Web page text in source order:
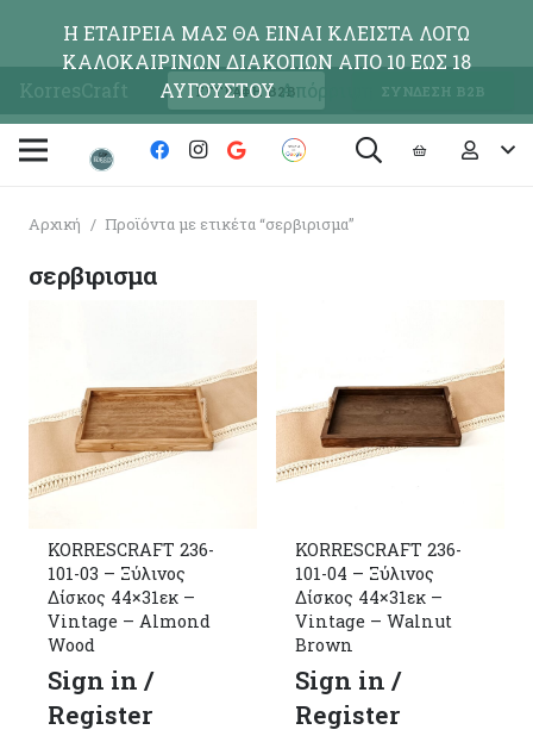
KorresCraft ΕΓΓΡΑΦΗ Β2Β ΣΥΝΔΕΣΗ Β2Β
Αρχική / Προϊόντα με ετικέτα “σερβιρισμα”
σερβιρισμα
KORRESCRAFT 236-
101-03 – Ξύλινος
Δίσκος 44×31εκ –
Vintage – Almond
Wood
Sign in /
Register
KORRESCRAFT 236-
101-04 – Ξύλινος
Δίσκος 44×31εκ –
Vintage – Walnut
Brown
Sign in /
Register
Η ΕΤΑΙΡΕΙΑ ΜΑΣ ΘΑ ΕΙΝΑΙ ΚΛΕΙΣΤΑ ΛΟΓΩ
ΚΑΛΟΚΑΙΡΙΝΩΝ ΔΙΑΚΟΠΩΝ ΑΠΟ 10 ΕΩΣ 18
ΑΥΓΟΥΣΤΟΥΑπόρριψη